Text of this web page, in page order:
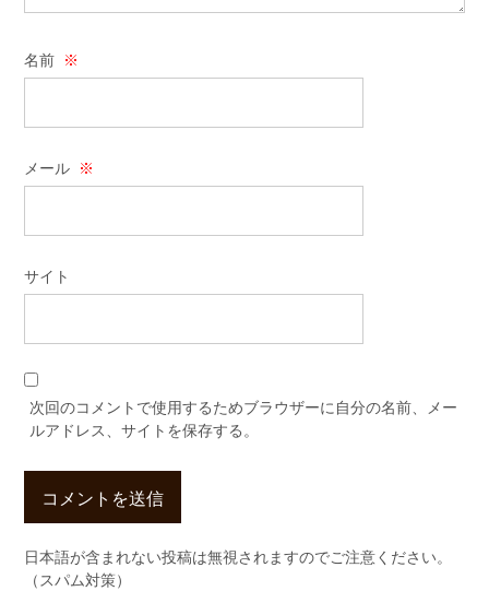
名前 ※
メール ※
サイト
次回のコメントで使用するためブラウザーに自分の名前、メー
ルアドレス、サイトを保存する。
日本語が含まれない投稿は無視されますのでご注意ください。
（スパム対策）